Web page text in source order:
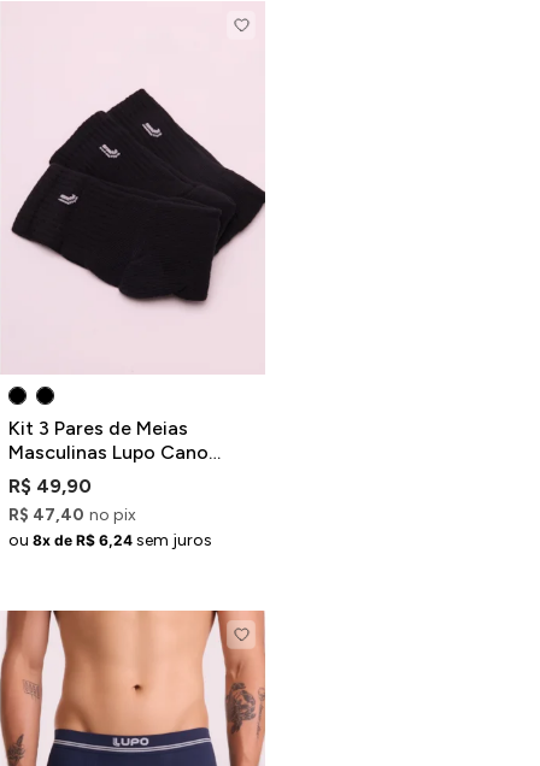
Kit 3 Pares de Meias
Masculinas Lupo Cano
Médio Pretas
R$ 49,90
R$ 47,40 no pix
ou 8x de R$ 6,24 sem juros